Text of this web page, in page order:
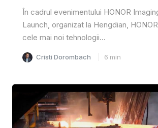
În cadrul evenimentului HONOR
Launch, organizat la Hengdian,
cele mai noi tehnologii...
Cristi Dorombach 6 min